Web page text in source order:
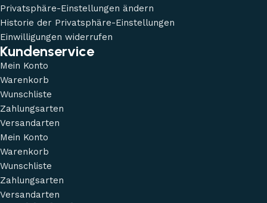
Privatsphäre-Einstellungen ändern
Historie der Privatsphäre-Einstellungen
Einwilligungen widerrufen
Kundenservice
Mein Konto
Warenkorb
Wunschliste
Zahlungsarten
Versandarten
Mein Konto
Warenkorb
Wunschliste
Zahlungsarten
Versandarten